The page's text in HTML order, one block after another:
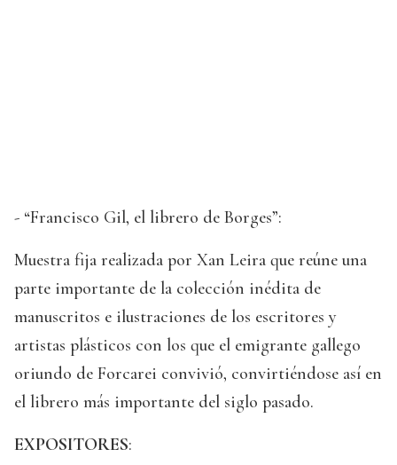
- “Francisco Gil, el librero de Borges”:
Muestra fija realizada por Xan Leira que reúne una
parte importante de la colección inédita de
manuscritos e ilustraciones de los escritores y
artistas plásticos con los que el emigrante gallego
oriundo de Forcarei convivió, convirtiéndose así en
el librero más importante del siglo pasado.
EXPOSITORES: